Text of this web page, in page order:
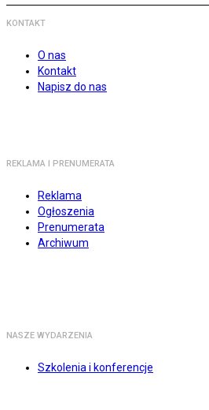
KONTAKT
O nas
Kontakt
Napisz do nas
REKLAMA I PRENUMERATA
Reklama
Ogłoszenia
Prenumerata
Archiwum
NASZE WYDARZENIA
Szkolenia i konferencje